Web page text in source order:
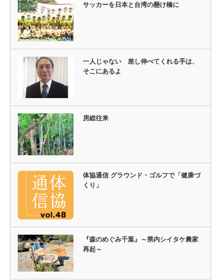
サッカーを日本と台湾の懸け橋に
一人じゃない 差し伸べてくれる手は、
そこにあるよ
房総往来
体協通信 グラウンド・ゴルフで「健康づ
くり」
『森のめぐみ千葉』～県内シイタケ農家
再起～